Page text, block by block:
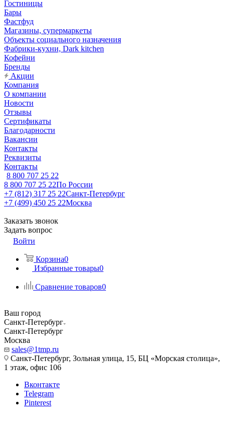
Гостиницы
Бары
Фастфуд
Магазины, супермаркеты
Объекты социального назначения
Фабрики-кухни, Dark kitchen
Кофейни
Бренды
Акции
Компания
О компании
Новости
Отзывы
Сертификаты
Благодарности
Вакансии
Контакты
Реквизиты
Контакты
8 800 707 25 22
8 800 707 25 22По России
+7 (812) 317 25 22Санкт-Петербург
+7 (499) 450 25 22Москва
Заказать звонок
Задать вопрос
Войти
Корзина0
Избранные товары0
Сравнение товаров0
Ваш город
Санкт-Петербург
Санкт-Петербург
Москва
sales@1tmp.ru
Санкт-Петербург, Зольная улица, 15, БЦ «Морская столица»,
1 этаж, офис 106
Вконтакте
Telegram
Pinterest